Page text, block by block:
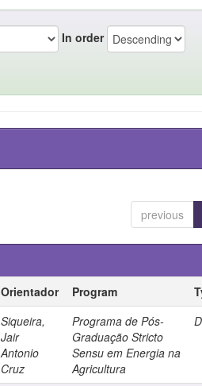
In order
previous
Orientador Program
Siqueira,
Jair
Antonio
Cruz
Programa de Pós-
Graduação Stricto
Sensu em Energia na
Agricultura